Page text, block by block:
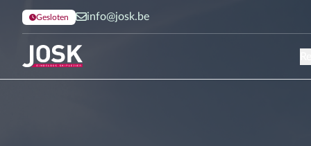
Gesloten info@josk.be
Terug naar de homepage